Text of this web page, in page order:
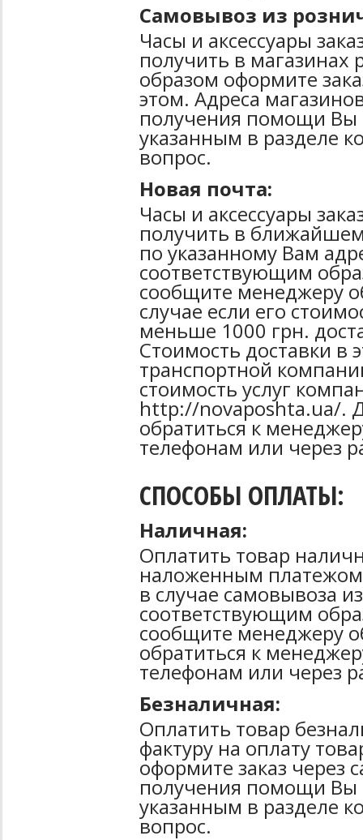
Самовывоз из
Часы и аксессуары
получить в магазинах
образом оформите
этом. Адреса
получения помощи Вы
указанным в разделе
вопрос.
Новая почта:
Часы и аксессуары
получить в
по указанному Вам
соответствующим
сообщите менеджеру
случае если его
меньше 1000 грн.
Стоимость доставки в
транспортной
стоимость услуг
http://novaposhta.ua/.
обратиться к
телефонам или через
СПОСОБЫ ОПЛАТЫ:
Наличная:
Оплатить товар
наложенным
в случае самовывоза
соответствующим
сообщите менеджеру
обратиться к
телефонам или через
Безналичная:
Оплатить товар
фактуру на оплату
оформите заказ через
получения помощи Вы
указанным в разделе
вопрос.